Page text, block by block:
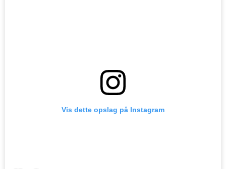
Vis dette opslag på Instagram